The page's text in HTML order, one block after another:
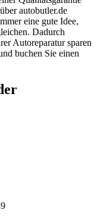
autobutler.de
eine gute Idee,
Dadurch
Autoreparatur sparen
buchen Sie einen